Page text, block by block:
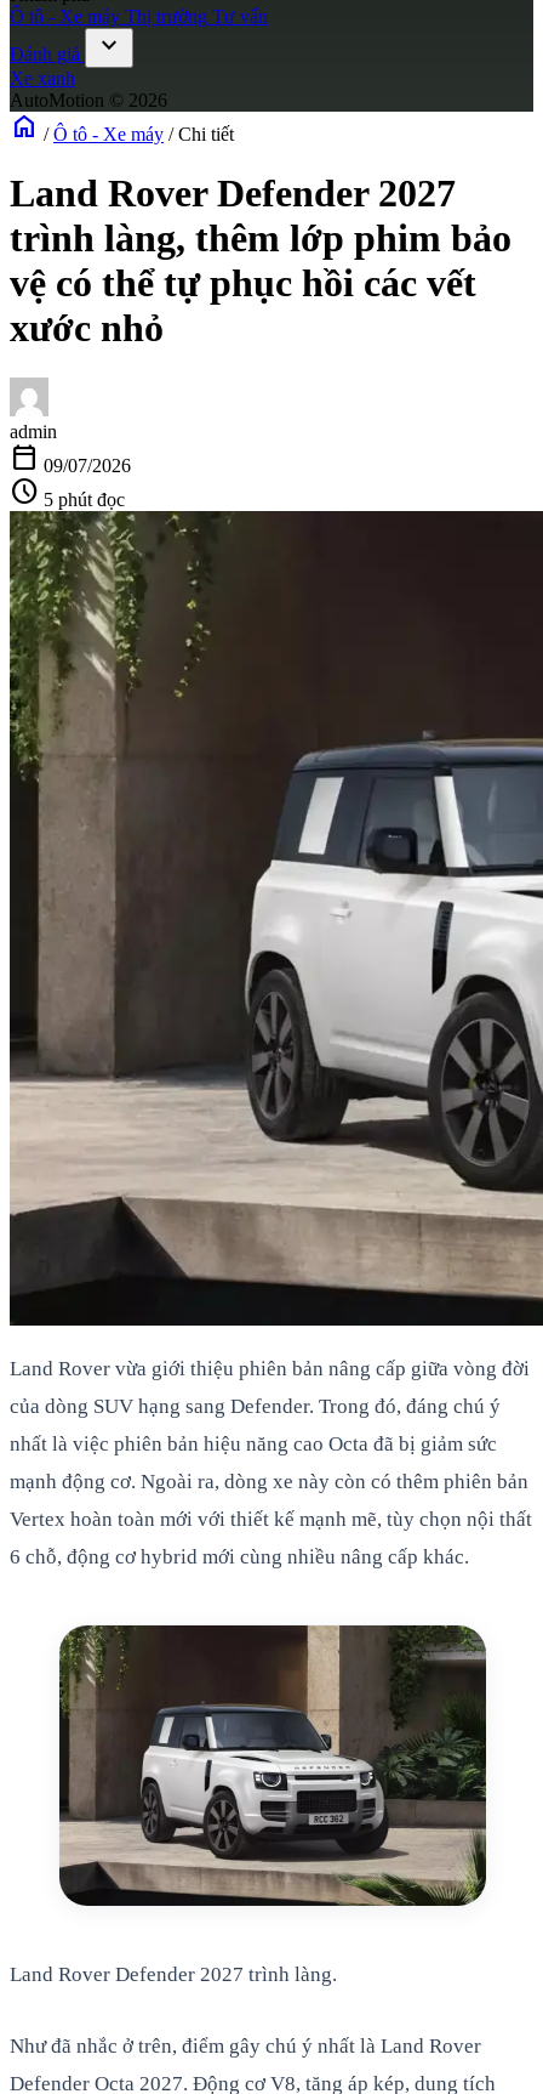
Ô tô - Xe máy Thị trường Tư vấn
Đánh giá
expand_more
Xe xanh
AutoMotion © 2026
home / Ô tô - Xe máy / Chi tiết
Land Rover Defender 2027
trình làng, thêm lớp phim bảo
vệ có thể tự phục hồi các vết
xước nhỏ
admin
calendar_today 09/07/2026
schedule 5 phút đọc
Land Rover vừa giới thiệu phiên bản nâng cấp giữa vòng đời
của dòng SUV hạng sang Defender. Trong đó, đáng chú ý
nhất là việc phiên bản hiệu năng cao Octa đã bị giảm sức
mạnh động cơ. Ngoài ra, dòng xe này còn có thêm phiên bản
Vertex hoàn toàn mới với thiết kế mạnh mẽ, tùy chọn nội thất
6 chỗ, động cơ hybrid mới cùng nhiều nâng cấp khác.
Land Rover Defender 2027 trình làng.
Như đã nhắc ở trên, điểm gây chú ý nhất là Land Rover
Defender Octa 2027. Động cơ V8, tăng áp kép, dung tích